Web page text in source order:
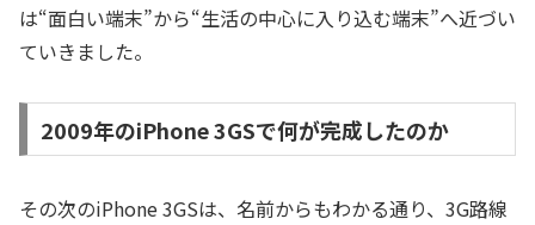
は“面白い端末”から“生活の中心に入り込む端末”へ近づい
ていきました。
2009年のiPhone 3GSで何が完成したのか
その次のiPhone 3GSは、名前からもわかる通り、3G路線